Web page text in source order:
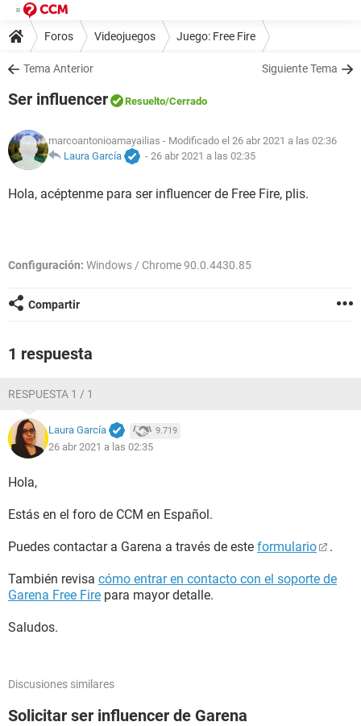
Foros Videojuegos Juego: Free Fire
Tema Anterior Siguiente Tema
Ser influencer Resuelto/Cerrado
marcoantonioamayailias - Modificado el 26 abr 2021 a las 02:36
Laura García
- 26 abr 2021 a las 02:35
Hola, acéptenme para ser influencer de Free Fire, plis.
Configuración: Windows / Chrome 90.0.4430.85
Compartir
1 respuesta
RESPUESTA 1 / 1
Laura García 9.719
26 abr 2021 a las 02:35
Hola,
Estás en el foro de CCM en Español.
Puedes contactar a Garena a través de este formulario .
También revisa cómo entrar en contacto con el soporte de
Garena Free Fire para mayor detalle.
Saludos.
Discusiones similares
Solicitar ser influencer de Garena